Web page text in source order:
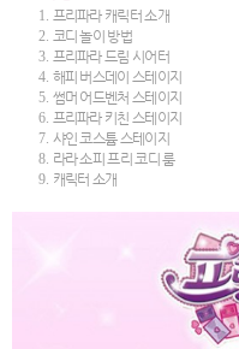
1. 프리파라 캐릭터 소개
2. 코디 놀이 방법
3. 프리파라 드림 시어터
4. 해피 버스데이 스테이지
5. 썸머 어드벤처 스테이지
6. 프리파라 키친 스테이지
7. 샤인 코스튬 스테이지
8. 라라 소피 프리 코디 룸
9. 캐릭터 소개